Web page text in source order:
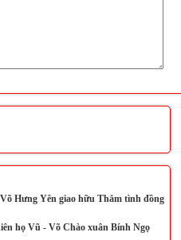
Hưng Yên giao hữu Thắm tình đồng
họ Vũ - Võ Chào xuân Bính Ngọ